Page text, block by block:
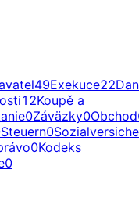
49Exekuce22
12Koupě a
0Záväzky0Obchod
Steuern0
0Kodeks
0